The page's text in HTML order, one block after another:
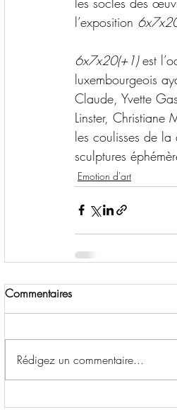
l’exposition
6x7x20(+1) est
luxembourgeois
Claude, Yvette
Linster, Christiane
les coulisses de la
sculptures
Emotion d'art
Commentaires
Rédigez un commentaire...